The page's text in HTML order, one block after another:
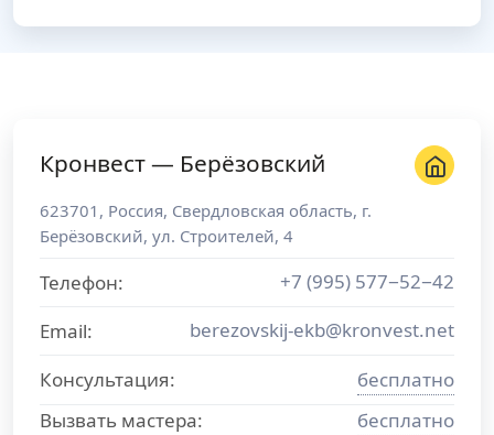
Кронвест — Берёзовский
623701 , Россия, Свердловская область, г.
Берёзовский, ул. Строителей, 4
Телефон:
+7 (995) 577−52−42
Email:
berezovskij-ekb@kronvest.net
Консультация:
бесплатно
Вызвать мастера:
бесплатно